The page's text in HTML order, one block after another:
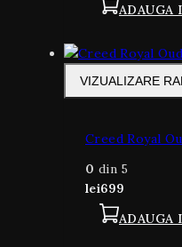
ADAUGA
VIZUALIZARE
Creed Royal
0 din 5
lei699
ADAUGA